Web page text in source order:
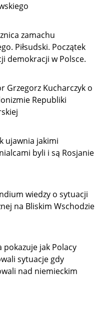
zamachu
Piłsudski. Początek
demokracji w Polsce.
Grzegorz Kucharczyk o
Republiki
ujawnia jakimi
byli i są Rosjanie
wiedzy o sytuacji
na Bliskim Wschodzie
pokazuje jak Polacy
sytuacje gdy
nad niemieckim